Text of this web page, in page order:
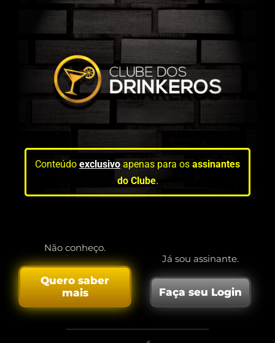
Conteúdo exclusivo apenas para os assinantes
do Clube.
Não conheço.
Quero saber
mais
Já sou assinante.
Faça seu Login